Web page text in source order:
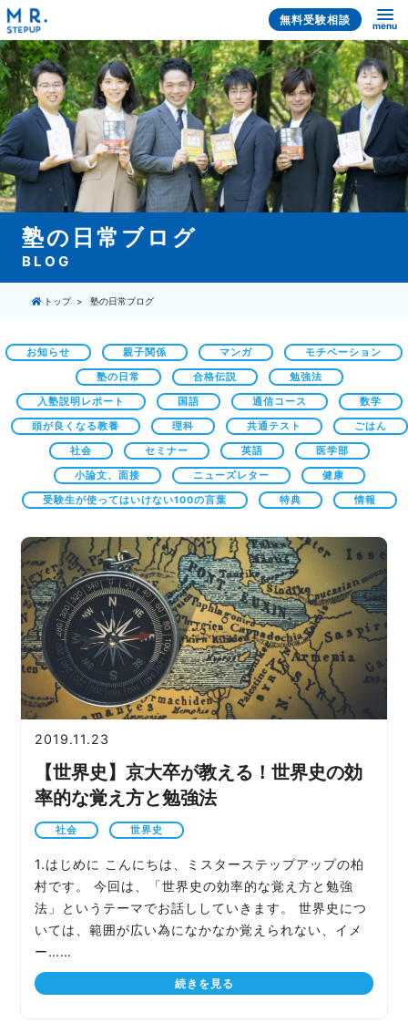
無料受験相談 menu
塾の日常ブログ
BLOG
トップ 塾の日常ブログ
お知らせ 親子関係 マンガ モチベーション
塾の日常 合格伝説 勉強法
入塾説明レポート 国語 通信コース 数学
頭が良くなる教養 理科 共通テスト ごはん
社会 セミナー 英語 医学部
小論文、面接 ニューズレター 健康
受験生が使ってはいけない100の言葉 特典 情報
2019.11.23
【世界史】京大卒が教える！世界史の効
率的な覚え方と勉強法
社会 世界史
1.はじめに こんにちは、ミスターステップアップの柏
村です。 今回は、「世界史の効率的な覚え方と勉強
法」というテーマでお話ししていきます。 世界史につ
いては、範囲が広い為になかなか覚えられない、イメ
ー……
続きを見る